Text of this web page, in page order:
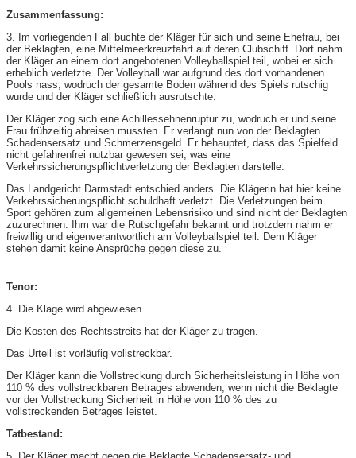
Zusammenfassung:
3. Im vorliegenden Fall buchte der Kläger für sich und seine Ehefrau, bei
der Beklagten, eine Mittelmeerkreuzfahrt auf deren Clubschiff. Dort nahm
der Kläger an einem dort angebotenen Volleyballspiel teil, wobei er sich
erheblich verletzte. Der Volleyball war aufgrund des dort vorhandenen
Pools nass, wodruch der gesamte Boden während des Spiels rutschig
wurde und der Kläger schließlich ausrutschte.
Der Kläger zog sich eine Achillessehnenruptur zu, wodruch er und seine
Frau frühzeitig abreisen mussten. Er verlangt nun von der Beklagten
Schadensersatz und Schmerzensgeld. Er behauptet, dass das Spielfeld
nicht gefahrenfrei nutzbar gewesen sei, was eine
Verkehrssicherungspflichtverletzung der Beklagten darstelle.
Das Landgericht Darmstadt entschied anders. Die Klägerin hat hier keine
Verkehrssicherungspflicht schuldhaft verletzt. Die Verletzungen beim
Sport gehören zum allgemeinen Lebensrisiko und sind nicht der Beklagten
zuzurechnen. Ihm war die Rutschgefahr bekannt und trotzdem nahm er
freiwillig und eigenverantwortlich am Volleyballspiel teil. Dem Kläger
stehen damit keine Ansprüche gegen diese zu.
Tenor:
4. Die Klage wird abgewiesen.
Die Kosten des Rechtsstreits hat der Kläger zu tragen.
Das Urteil ist vorläufig vollstreckbar.
Der Kläger kann die Vollstreckung durch Sicherheitsleistung in Höhe von
110 % des vollstreckbaren Betrages abwenden, wenn nicht die Beklagte
vor der Vollstreckung Sicherheit in Höhe von 110 % des zu
vollstreckenden Betrages leistet.
Tatbestand:
5. Der Kläger macht gegen die Beklagte Schadensersatz- und